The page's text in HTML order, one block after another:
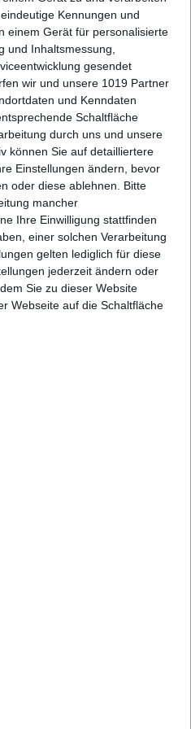
Kennungen und
einem Gerät für personalisierte
und Inhaltsmessung,
gesendet
wir und unsere 1019 Partner
und Kenndaten
Schaltfläche
durch uns und unsere
können Sie auf detailliertere
Einstellungen ändern, bevor
oder diese ablehnen.
Bitte
mancher
Ihre Einwilligung stattfinden
einer solchen Verarbeitung
gelten lediglich für diese
jederzeit ändern oder
Sie zu dieser Website
Webseite auf die Schaltfläche